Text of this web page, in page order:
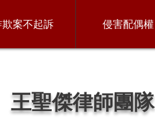
欺案不起訴 侵害配偶權
王聖傑律師團隊